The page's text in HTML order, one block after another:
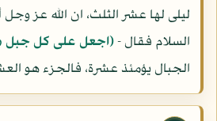
ليلى لها عشر الثلث، ان الله عز وجل
السلام فقال -(اجعل على كل جبل
الجبال يؤمئذ عشرة، فالجزء هو